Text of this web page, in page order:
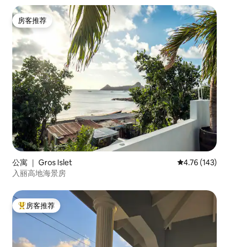
房客推荐
房客推荐
公寓 ｜ Gros Islet 平均评分 4.76
4.76 (143)
入丽高地海景房
热门「房客推荐」
房客推荐